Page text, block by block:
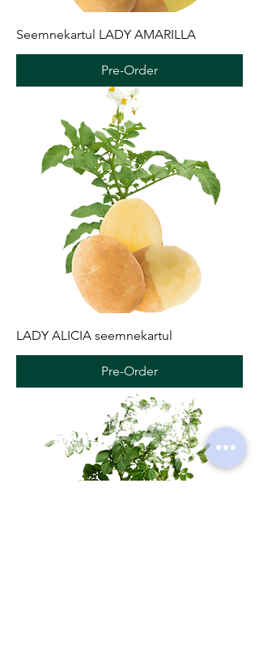
Seemnekartul LADY AMARILLA
Pre-Order
LADY ALICIA seemnekartul
Pre-Order